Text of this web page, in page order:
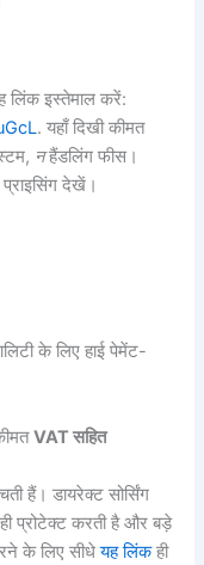
लिंक इस्तेमाल करें:
. यहाँ दिखी कीमत
नहैंडलिंग फीस।
देखें।
के लिए हाई पेमेंट-
VAT सहित
हैं। डायरेक्ट सोर्सिंग
प्रोटेक्ट करती है और बड़े
के लिए सीधेयह लिंकही